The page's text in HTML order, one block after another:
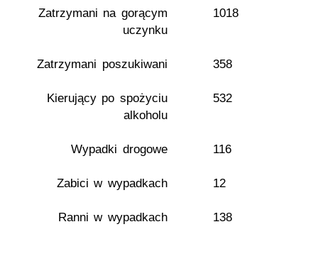
Zatrzymani na gorącym
uczynku
1018
Zatrzymani poszukiwani 358
Kierujący po spożyciu
alkoholu
532
Wypadki drogowe 116
Zabici w wypadkach 12
Ranni w wypadkach 138